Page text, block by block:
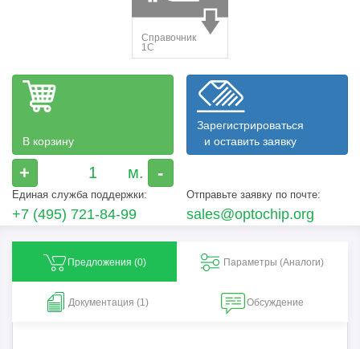
В корзину
+ -
Зарегистрироваться
и оставить заявку
Единая служба поддержки:
+7 (495) 721-84-99
Отправьте заявку по почте:
sales@optochip.org
Предложения (0) Параметры (Aналоги)
Документация (1) Обсуждение